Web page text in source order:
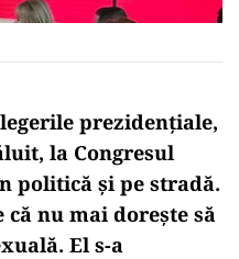
prezidențiale,
la Congresul
politică și pe stradă.
nu mai dorește să
El s-a